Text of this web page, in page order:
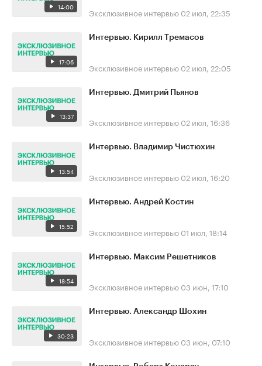
14:00 Эксклюзивное интервью 02 июл, 22:35
17:06
Интервью. Кирилл Тремасов
Эксклюзивное интервью 02 июл, 22:05
13:37
Интервью. Дмитрий Пьянов
Эксклюзивное интервью 02 июл, 16:36
13:54
Интервью. Владимир Чистюхин
Эксклюзивное интервью 02 июл, 16:20
15:52
Интервью. Андрей Костин
Эксклюзивное интервью 01 июл, 18:14
18:54
Интервью. Максим Решетников
Эксклюзивное интервью 03 июн, 17:10
30:23
Интервью. Александр Шохин
Эксклюзивное интервью 03 июн, 07:10